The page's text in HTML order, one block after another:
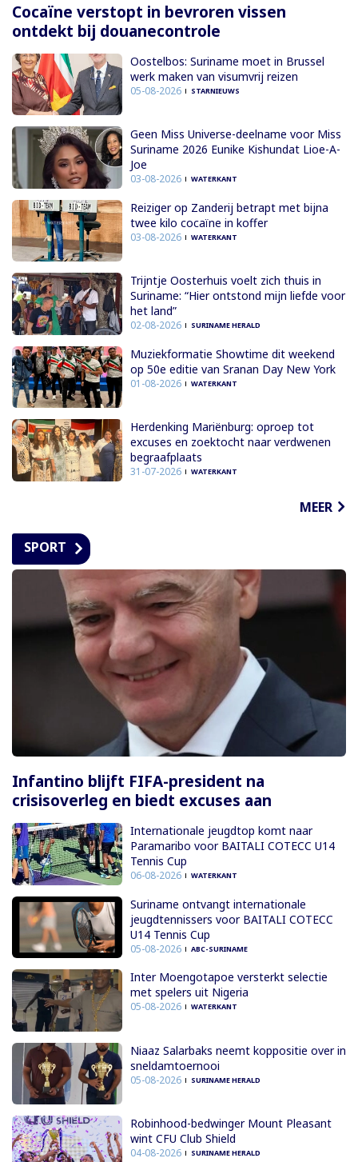
Cocaïne verstopt in bevroren vissen
ontdekt bij douanecontrole
Oostelbos: Suriname moet in Brussel
werk maken van visumvrij reizen
05-08-2026 STARNIEUWS
Geen Miss Universe-deelname voor Miss
Suriname 2026 Eunike Kishundat Lioe-A-
Joe
03-08-2026 WATERKANT
Reiziger op Zanderij betrapt met bijna
twee kilo cocaïne in koffer
03-08-2026 WATERKANT
Trijntje Oosterhuis voelt zich thuis in
Suriname: “Hier ontstond mijn liefde voor
het land”
02-08-2026 SURINAME HERALD
Muziekformatie Showtime dit weekend
op 50e editie van Sranan Day New York
01-08-2026 WATERKANT
Herdenking Mariënburg: oproep tot
excuses en zoektocht naar verdwenen
begraafplaats
31-07-2026 WATERKANT
MEER
SPORT
Infantino blijft FIFA-president na
crisisoverleg en biedt excuses aan
Internationale jeugdtop komt naar
Paramaribo voor BAITALI COTECC U14
Tennis Cup
06-08-2026 WATERKANT
Suriname ontvangt internationale
jeugdtennissers voor BAITALI COTECC
U14 Tennis Cup
05-08-2026 ABC-SURINAME
Inter Moengotapoe versterkt selectie
met spelers uit Nigeria
05-08-2026 WATERKANT
Niaaz Salarbaks neemt koppositie over in
sneldamtoernooi
05-08-2026 SURINAME HERALD
Robinhood-bedwinger Mount Pleasant
wint CFU Club Shield
04-08-2026 SURINAME HERALD